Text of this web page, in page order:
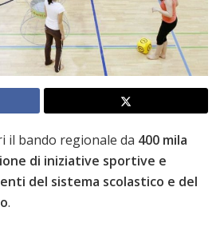
il bando regionale da 400 mila
di iniziative sportive e
del sistema scolastico e del
.